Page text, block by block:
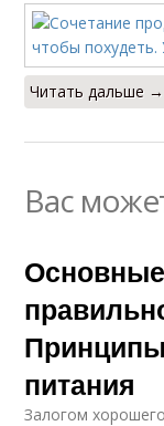
Читать дальше →
Вас
питания
Залогом